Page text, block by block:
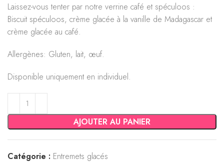
Laissez-vous tenter par notre verrine café et spéculoos :
Biscuit spéculoos, crème glacée à la vanille de Madagascar et
crème glacée au café.
Allergènes: Gluten, lait, œuf.
Disponible uniquement en individuel.
AJOUTER AU PANIER
Catégorie : Entremets glacés